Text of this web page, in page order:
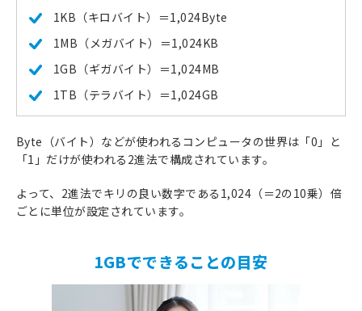
1KB（キロバイト）＝1,024Byte
1MB（メガバイト）＝1,024KB
1GB（ギガバイト）＝1,024MB
1TB（テラバイト）＝1,024GB
Byte（バイト）などが使われるコンピュータの世界は「0」と
「1」だけが使われる2進法で構成されています。
よって、2進法でキリの良い数字である1,024（＝2の10乗）倍
ごとに単位が設定されています。
1GBでできることの目安